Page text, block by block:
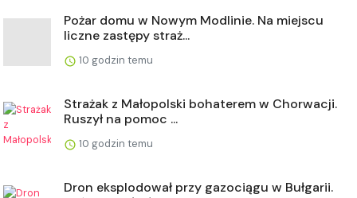
Pożar domu w Nowym Modlinie. Na miejscu
liczne zastępy straż...
10 godzin temu
Strażak z Małopolski bohaterem w Chorwacji.
Ruszył na pomoc ...
10 godzin temu
Dron eksplodował przy gazociągu w Bułgarii.